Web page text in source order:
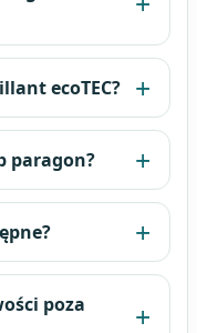
ecoTEC?
paragon?
poza